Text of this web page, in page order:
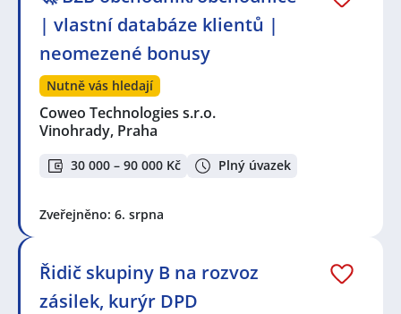
| vlastní databáze klientů |
neomezené bonusy
Nutně vás hledají
Coweo Technologies s.r.o.
Vinohrady, Praha
30 000 – 90 000 Kč Plný úvazek
Zveřejněno: 6. srpna
Řidič skupiny B na rozvoz
zásilek, kurýr DPD